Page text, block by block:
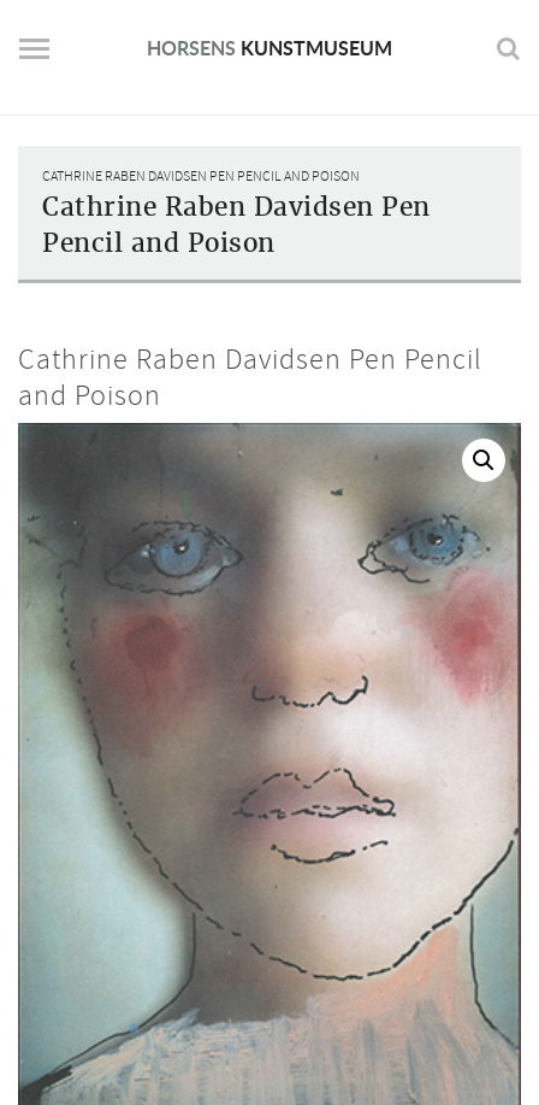
content
HORSENS KUNSTMUSEUM
CATHRINE RABEN DAVIDSEN PEN PENCIL AND POISON
Cathrine Raben Davidsen Pen
Pencil and Poison
Cathrine Raben Davidsen Pen Pencil
and Poison